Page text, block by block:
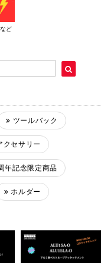
ど
ツールバック
クセサリー
年記念限定商品
ホルダー